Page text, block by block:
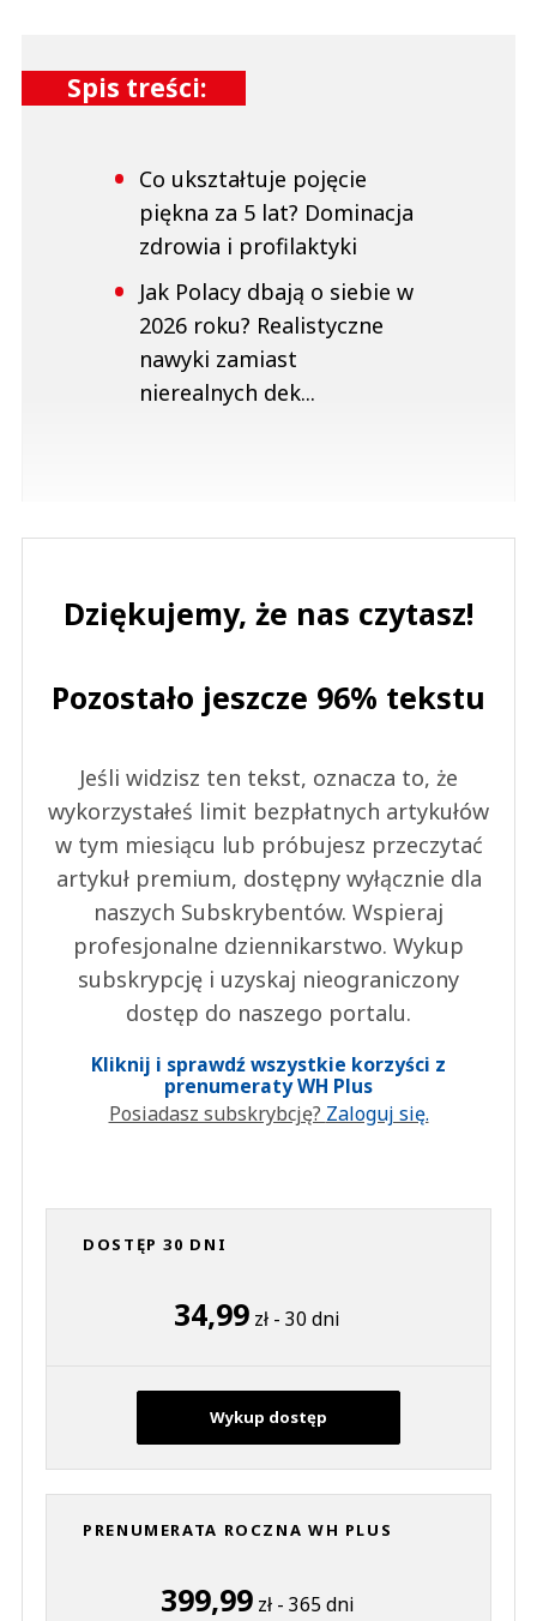
Spis treści:
Co ukształtuje pojęcie
piękna za 5 lat? Dominacja
zdrowia i profilaktyki
Jak Polacy dbają o siebie w
2026 roku? Realistyczne
nawyki zamiast
nierealnych dek...
Dziękujemy, że nas czytasz!
Pozostało jeszcze 96% tekstu
Jeśli widzisz ten tekst, oznacza to, że
wykorzystałeś limit bezpłatnych artykułów
w tym miesiącu lub próbujesz przeczytać
artykuł premium, dostępny wyłącznie dla
naszych Subskrybentów. Wspieraj
profesjonalne dziennikarstwo. Wykup
subskrypcję i uzyskaj nieograniczony
dostęp do naszego portalu.
Kliknij i sprawdź wszystkie korzyści z
prenumeraty WH Plus
Posiadasz subskrybcję? Zaloguj się.
DOSTĘP 30 DNI
34,99 zł - 30 dni
Wykup dostęp
PRENUMERATA ROCZNA WH PLUS
399,99zł - 365 dni